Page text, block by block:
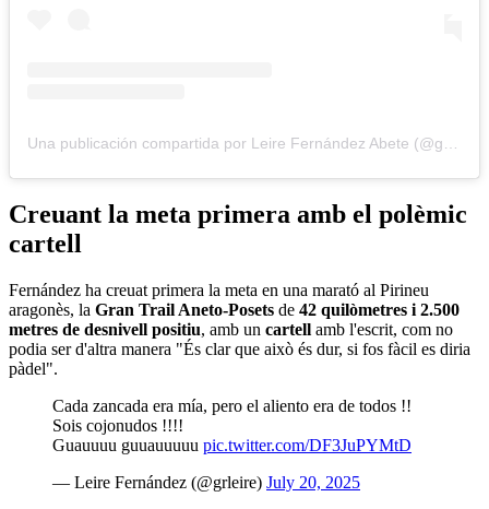
Una publicación compartida por Leire Fernández Abete (@gr.leire)
Creuant la meta primera amb el polèmic
cartell
Fernández ha creuat primera la meta en una marató al Pirineu
aragonès, la Gran Trail Aneto-Posets de 42 quilòmetres i 2.500
metres de desnivell positiu, amb un cartell amb l'escrit, com no
podia ser d'altra manera "És clar que això és dur, si fos fàcil es diria
pàdel".
Cada zancada era mía, pero el aliento era de todos !!
Sois cojonudos !!!!
Guauuuu guuauuuuu pic.twitter.com/DF3JuPYMtD
— Leire Fernández (@grleire) July 20, 2025